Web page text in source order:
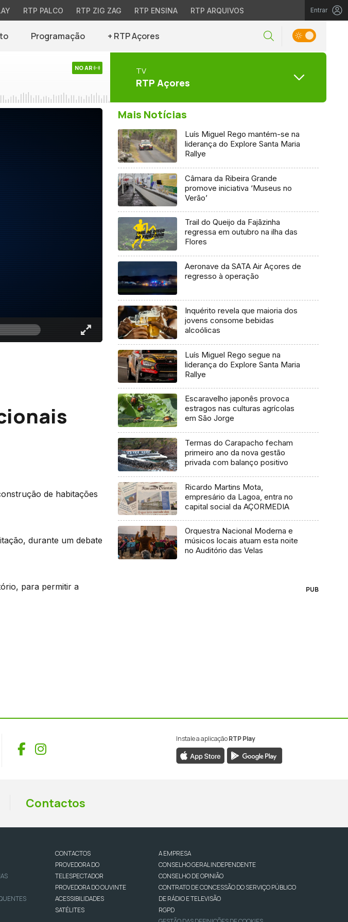
RTP PALCO RTP ZIG ZAG RTP ENSINA RTP ARQUIVOS Entrar
Programação + RTP Açores
NO AR TV
RTP Açores
de habitações
durante um debate
para permitir a
Mais Notícias
Luís Miguel Rego mantém-se na
liderança do Explore Santa Maria
Rallye
Câmara da Ribeira Grande
promove iniciativa ‘Museus no
Verão’
Trail do Queijo da Fajãzinha
regressa em outubro na ilha das
Flores
Aeronave da SATA Air Açores de
regresso à operação
Inquérito revela que maioria dos
jovens consome bebidas
alcoólicas
Luís Miguel Rego segue na
liderança do Explore Santa Maria
Rallye
Escaravelho japonês provoca
estragos nas culturas agrícolas
em São Jorge
Termas do Carapacho fecham
primeiro ano da nova gestão
privada com balanço positivo
Ricardo Martins Mota,
empresário da Lagoa, entra no
capital social da AÇORMEDIA
Orquestra Nacional Moderna e
músicos locais atuam esta noite
no Auditório das Velas
PUB
Facebook
Instagram
Instale a aplicaçãoRTP Play
Contactos
CONTACTOS
PROVEDORA DO
TELESPECTADOR
PROVEDORA DO OUVINTE
ACESSIBILIDADES
SATÉLITES
A EMPRESA
CONSELHO GERAL INDEPENDENTE
CONSELHO DE OPINIÃO
CONTRATO DE CONCESSÃO DO SERVIÇO PÚBLICO
DE RÁDIO E TELEVISÃO
RGPD